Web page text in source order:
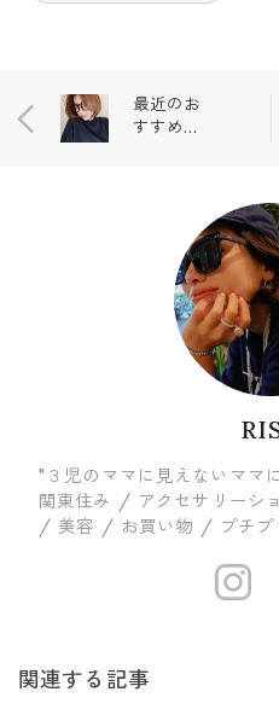
最近のお
すすめリ
"３児のママに見えないママ
関東住み / アクセサリーシ
/ 美容 / お買い物 / プチプ
関連する記事